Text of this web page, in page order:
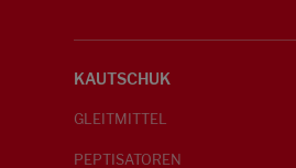
KAUTSCHUK
GLEITMITTEL
PEPTISATOREN